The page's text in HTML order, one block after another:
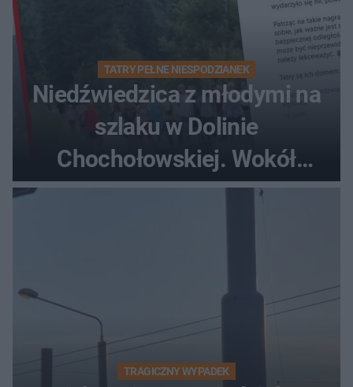
TATRY PEŁNE NIESPODZIANEK
Niedźwiedzica z młodymi na
szlaku w Dolinie
Chochołowskiej. Wokół
TRAGICZNY WYPADEK